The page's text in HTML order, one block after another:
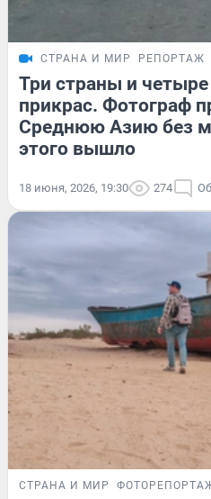
СТРАНА И МИР РЕПОРТАЖ
Три страны и
прикрас. Фотограф
Среднюю Азию без
этого вышло
18 июня, 2026, 19:30 274
СТРАНА И МИР